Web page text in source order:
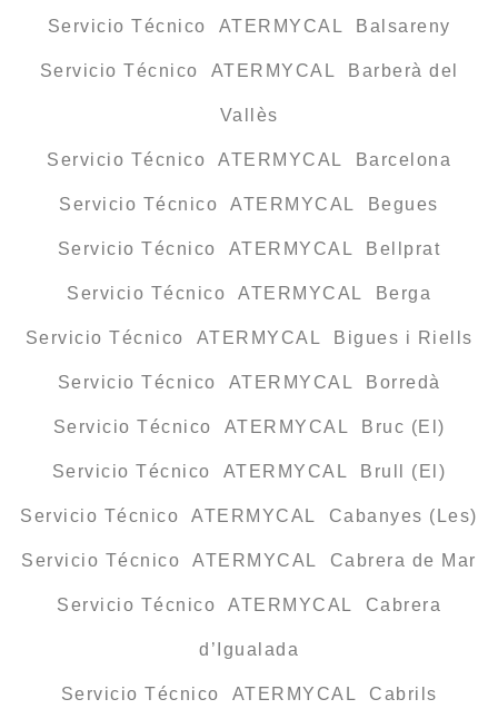
Servicio Técnico ATERMYCAL Balsareny
Servicio Técnico ATERMYCAL Barberà del
Vallès
Servicio Técnico ATERMYCAL Barcelona
Servicio Técnico ATERMYCAL Begues
Servicio Técnico ATERMYCAL Bellprat
Servicio Técnico ATERMYCAL Berga
Servicio Técnico ATERMYCAL Bigues i Riells
Servicio Técnico ATERMYCAL Borredà
Servicio Técnico ATERMYCAL Bruc (El)
Servicio Técnico ATERMYCAL Brull (El)
Servicio Técnico ATERMYCAL Cabanyes (Les)
Servicio Técnico ATERMYCAL Cabrera de Mar
Servicio Técnico ATERMYCAL Cabrera
d’Igualada
Servicio Técnico ATERMYCAL Cabrils